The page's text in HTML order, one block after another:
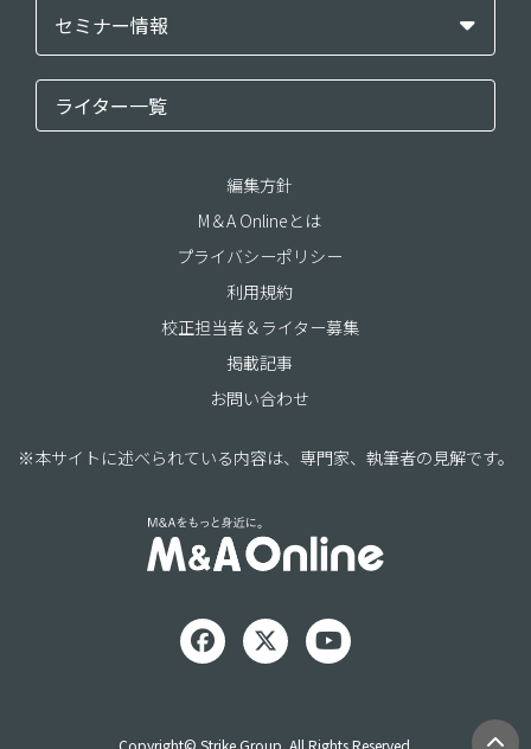
セミナー情報
ライター一覧
編集方針
M＆A Onlineとは
プライバシーポリシー
利用規約
校正担当者＆ライター募集
掲載記事
お問い合わせ
※本サイトに述べられている内容は、専門家、執筆者の見解です。
Copyright© Strike Group. All Rights Reserved.